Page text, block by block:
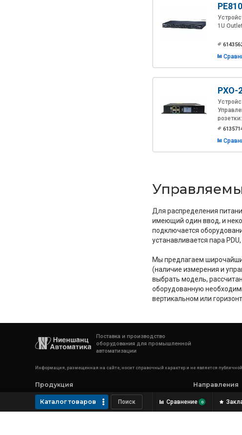
1U
PXO-
Для распределения
имеющий один ввод, и
подключается
устанавливается пара
Мы предлагаем
(наличие измерения и
выбрать модель,
оборудованную
вертикальном или
Поставка и производство
оборудования для промышленной
автоматизации
Информация, размещенная на сайте, носит справочный характер и не является публичной
Продукция
Компьютеры российского производства
Коммуникационное оборудование
Направления
Конструкторское
Каталог товаров Сравнение 0